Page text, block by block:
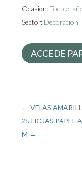
Ocasión:Todo el
Sector: Decoración |
ACCEDE
← VELAS
25 HOJAS PAPEL
M →